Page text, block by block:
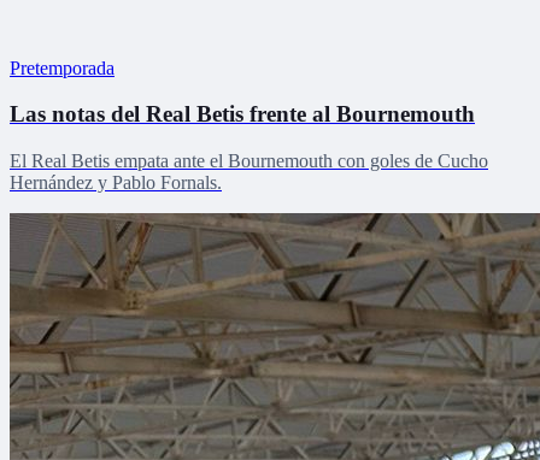
Pretemporada
Las notas del Real Betis frente al Bournemouth
El Real Betis empata ante el Bournemouth con goles de Cucho
Hernández y Pablo Fornals.